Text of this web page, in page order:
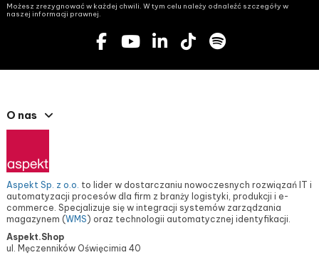
Możesz zrezygnować w każdej chwili. W tym celu należy odnaleźć szczegóły w
naszej informacji prawnej.
O nas
Aspekt Sp. z o.o. to lider w dostarczaniu nowoczesnych rozwiązań IT i
automatyzacji procesów dla firm z branży logistyki, produkcji i e-
commerce. Specjalizuje się w integracji systemów zarządzania
magazynem (WMS) oraz technologii automatycznej identyfikacji.
Aspekt.Shop
ul. Męczenników Oświęcimia 40